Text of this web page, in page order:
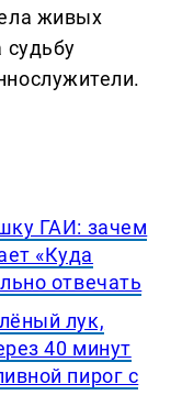
живых
судьбу
ГАИ: зачем
«Куда
отвечать
лук,
40 минут
пирог с